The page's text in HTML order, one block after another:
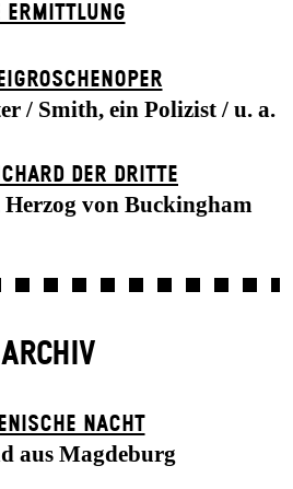
ERMITTLUNG
/ Smith, ein Polizist / u. a.
DER DRITTE
von Buckingham
ARCHIV
NACHT
aus Magdeburg